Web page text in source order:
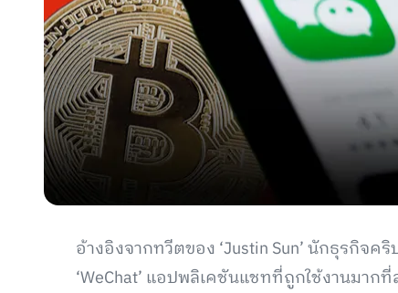
อ้างอิงจากทวีตของ ‘Justin Sun’ นักธุรกิจ
‘WeChat’ แอปพลิเคชันแชทที่ถูกใช้งานมาก